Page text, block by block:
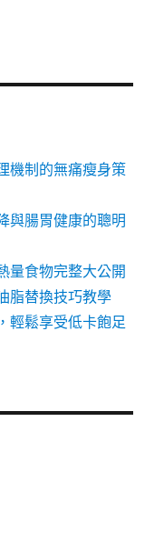
機制的無痛瘦身策
與腸胃健康的聰明
量食物完整大公開
脂替換技巧教學
輕鬆享受低卡飽足